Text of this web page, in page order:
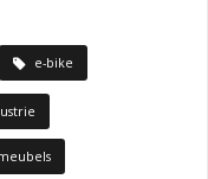
e-bike